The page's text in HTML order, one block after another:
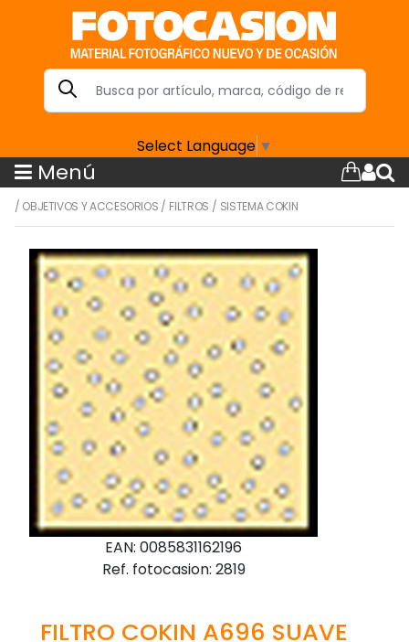
Select Language ▼
Menú
/ OBJETIVOS Y ACCESORIOS / FILTROS / SISTEMA COKIN
EAN: 0085831162196
Ref. fotocasion: 2819
FILTRO COKIN A696 SUAVE